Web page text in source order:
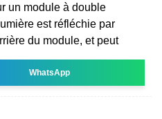
un module à double
est réfléchie par
du module, et peut
WhatsApp